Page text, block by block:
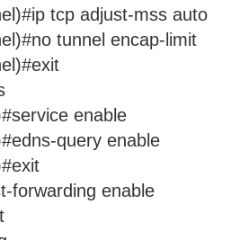
tcp adjust-mss auto
tunnel encap-limit
enable
query enable
forwarding enable